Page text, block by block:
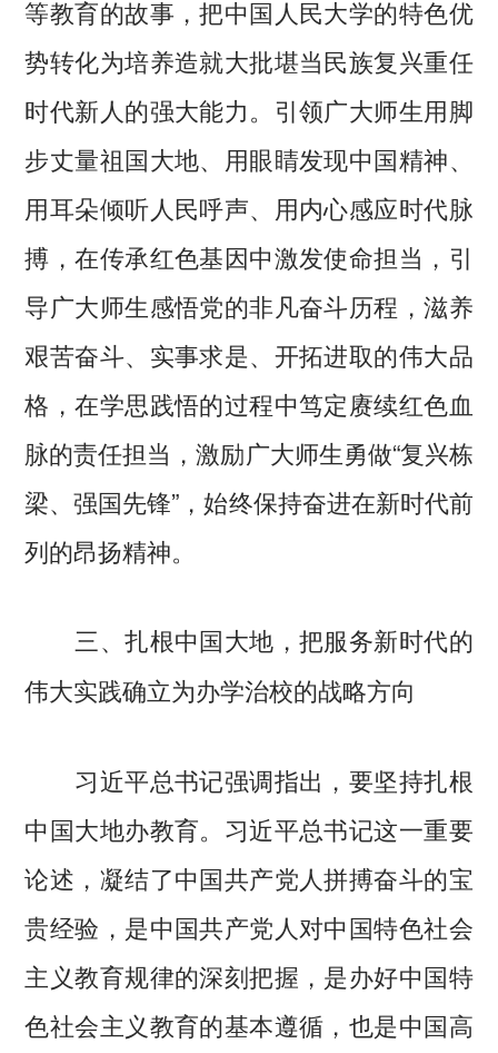
等教育的故事，把中国人民大学的特色优
势转化为培养造就大批堪当民族复兴重任
时代新人的强大能力。引领广大师生用脚
步丈量祖国大地、用眼睛发现中国精神、
用耳朵倾听人民呼声、用内心感应时代脉
搏，在传承红色基因中激发使命担当，引
导广大师生感悟党的非凡奋斗历程，滋养
艰苦奋斗、实事求是、开拓进取的伟大品
格，在学思践悟的过程中笃定赓续红色血
脉的责任担当，激励广大师生勇做“复兴栋
梁、强国先锋”，始终保持奋进在新时代前
列的昂扬精神。
三、扎根中国大地，把服务新时代的
伟大实践确立为办学治校的战略方向
习近平总书记强调指出，要坚持扎根
中国大地办教育。习近平总书记这一重要
论述，凝结了中国共产党人拼搏奋斗的宝
贵经验，是中国共产党人对中国特色社会
主义教育规律的深刻把握，是办好中国特
色社会主义教育的基本遵循，也是中国高